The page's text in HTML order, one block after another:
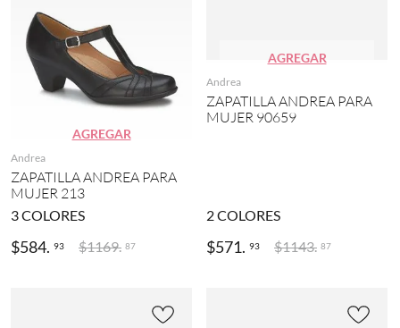
AGREGAR
Andrea
ZAPATILLA ANDREA PARA
MUJER 213
3COLORES
$584. 93 $1169. 87
AGREGAR
Andrea
ZAPATILLA ANDREA PARA
MUJER 90659
2COLORES
$571. 93 $1143. 87